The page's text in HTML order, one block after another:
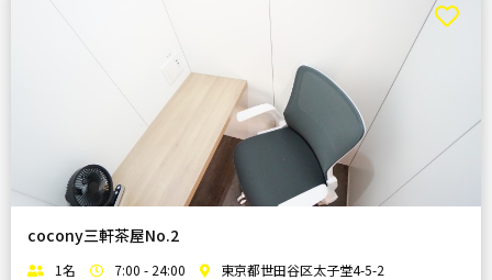
cocony三軒茶屋No.2
1名 7:00 - 24:00
東京都世田谷区太子堂4-5-2